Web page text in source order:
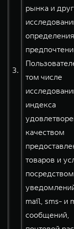
3.
рынка и
определения
том числе
индекса
качеством
товаров и
mail, sms- и
сообщений,